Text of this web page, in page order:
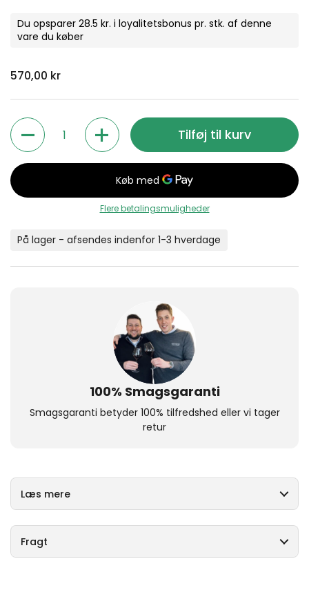
Du opsparer 28.5 kr. i loyalitetsbonus pr. stk. af denne
vare du køber
Normal pris
570,00 kr
Antal
Tilføj til kurv
Flere betalingsmuligheder
På lager - afsendes indenfor 1-3 hverdage
100% Smagsgaranti
Smagsgaranti betyder 100% tilfredshed eller vi tager
retur
Læs mere
Fragt